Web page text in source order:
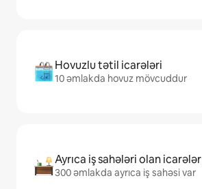
Hovuzlu tətil icarələri
10 əmlakda hovuz mövcuddur
Ayrıca iş sahələri olan icarələr
300 əmlakda ayrıca iş sahəsi var